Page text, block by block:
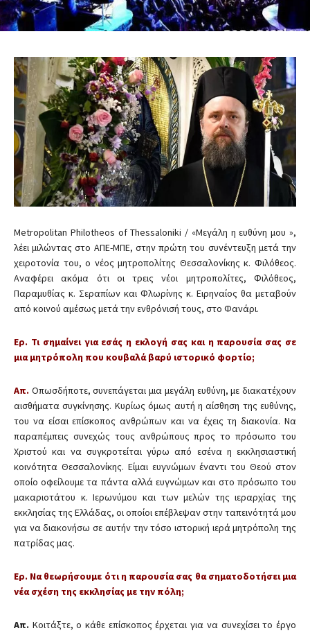
Metropolitan Philotheos of Thessaloniki / «Μεγάλη η ευθύνη μου »,
λέει μιλώντας στο ΑΠΕ-ΜΠΕ, στην πρώτη του συνέντευξη μετά την
χειροτονία του, ο νέος μητροπολίτης Θεσσαλονίκης κ. Φιλόθεος.
Αναφέρει ακόμα ότι οι τρεις νέοι μητροπολίτες, Φιλόθεος,
Παραμυθίας κ. Σεραπίων και Φλωρίνης κ. Ειρηναίος θα μεταβούν
από κοινού αμέσως μετά την ενθρόνισή τους, στο Φανάρι.
Ερ. Τι σημαίνει για εσάς η εκλογή σας και η παρουσία σας σε
μια μητρόπολη που κουβαλά βαρύ ιστορικό φορτίο;
Απ. Οπωσδήποτε, συνεπάγεται μια μεγάλη ευθύνη, με διακατέχουν
αισθήματα συγκίνησης. Κυρίως όμως αυτή η αίσθηση της ευθύνης,
του να είσαι επίσκοπος ανθρώπων και να έχεις τη διακονία. Να
παραπέμπεις συνεχώς τους ανθρώπους προς το πρόσωπο του
Χριστού και να συγκροτείται γύρω από εσένα η εκκλησιαστική
κοινότητα Θεσσαλονίκης. Είμαι ευγνώμων έναντι του Θεού στον
οποίο οφείλουμε τα πάντα αλλά ευγνώμων και στο πρόσωπο του
μακαριοτάτου κ. Ιερωνύμου και των μελών της ιεραρχίας της
εκκλησίας της Ελλάδας, οι οποίοι επέβλεψαν στην ταπεινότητά μου
για να διακονήσω σε αυτήν την τόσο ιστορική ιερά μητρόπολη της
πατρίδας μας.
Ερ. Να θεωρήσουμε ότι η παρουσία σας θα σηματοδοτήσει μια
νέα σχέση της εκκλησίας με την πόλη;
Απ. Κοιτάξτε, ο κάθε επίσκοπος έρχεται για να συνεχίσει το έργο